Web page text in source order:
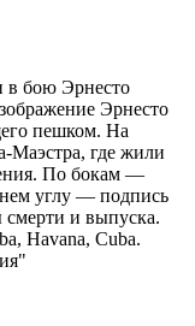
в бою Эрнесто
Эрнесто
пешком. На
Маэстра, где жили
По бокам —
углу — подпись
и выпуска.
Havana, Cuba.